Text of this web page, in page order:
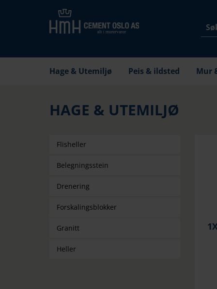
Hage & Utemiljø Peis & ildsted Mur
HAGE & UTEMILJØ
Flisheller
Belegningsstein
Drenering
Forskalingsblokker
Granitt
Heller